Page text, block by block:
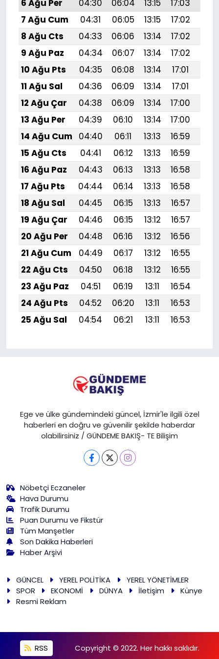
6 Ağu Per
04:30 06:04 13:15 17:03
7 Ağu Cum
04:31 06:05 13:15 17:02
8 Ağu Cts
04:33 06:06 13:14 17:02
9 Ağu Paz
04:34 06:07 13:14 17:02
10 Ağu Pts
04:35 06:08 13:14 17:01
11 Ağu Sal
04:36 06:09 13:14 17:01
12 Ağu Çar
04:38 06:09 13:14 17:00
13 Ağu Per
04:39 06:10 13:14 17:00
14 Ağu Cum
04:40 06:11 13:13 16:59
15 Ağu Cts
04:41 06:12 13:13 16:59
16 Ağu Paz
04:43 06:13 13:13 16:58
17 Ağu Pts
04:44 06:14 13:13 16:58
18 Ağu Sal
04:45 06:15 13:13 16:57
19 Ağu Çar
04:46 06:15 13:12 16:57
20 Ağu Per
04:48 06:16 13:12 16:56
21 Ağu Cum
04:49 06:17 13:12 16:55
22 Ağu Cts
04:50 06:18 13:12 16:55
23 Ağu Paz
04:51 06:19 13:11 16:54
24 Ağu Pts
04:52 06:20 13:11 16:53
25 Ağu Sal
04:54 06:21 13:11 16:53
Ege ve ülke gündemindeki güncel, İzmir'le ilgili özel
haberleri en doğru ve güvenilir şekilde haberdar
olabilirsiniz / GÜNDEME BAKIŞ- TE Bilişim
Nöbetçi Eczaneler
Hava Durumu
Trafik Durumu
Puan Durumu ve Fikstür
Tüm Manşetler
Son Dakika Haberleri
Haber Arşivi
GÜNCEL YEREL POLİTİKA
YEREL YÖNETİMLER
SPOR
EKONOMİ DÜNYA İletişim
Künye
Resmi Reklam
RSS Copyright © 2022. Her hakkı saklıdır.